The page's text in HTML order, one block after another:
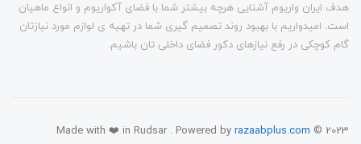
هدف ایران واریوم آشنایی هرچه بیشتر شما با فضای آکواریوم و انواع ماهیان
است. امیدواریم با بهبود روند تصمیم گیری شما در تهیه ی لوازم مورد نیازتان
گام کوچکی در رفع نیازهای دکور فضای داخلی تان باشیم.
Made with ❤️ in Rudsar . Powered by razaabplus.com © 2023